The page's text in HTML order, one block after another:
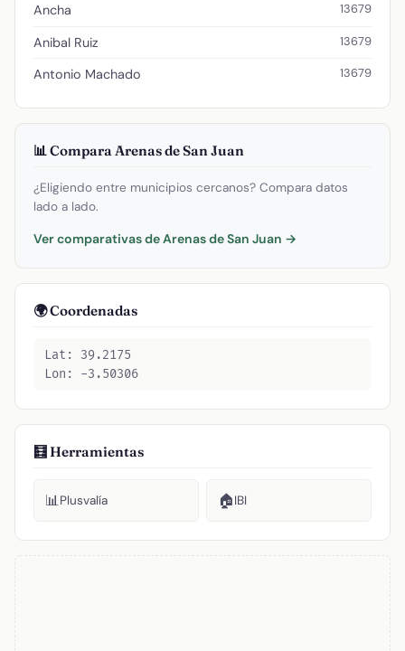
Ancha 13679
Anibal Ruiz 13679
Antonio Machado 13679
📊 Compara Arenas de San Juan
¿Eligiendo entre municipios cercanos? Compara datos
lado a lado.
Ver comparativas de Arenas de San Juan →
🌍 Coordenadas
Lat: 39.2175
Lon: -3.50306
🧮 Herramientas
📊Plusvalía 🏠IBI